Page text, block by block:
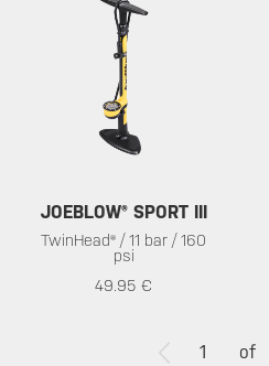
JOEBLOW® SPORT III
TwinHead® / 11 bar / 160
psi
49.95 €
1 of